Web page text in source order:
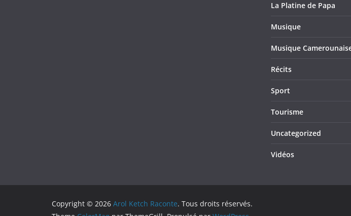
La Platine de Papa
Musique
Musique
Récits
Sport
Tourisme
Uncategorized
Vidéos
Copyright © 2026 Arol Ketch Raconte. Tous droits réservés.